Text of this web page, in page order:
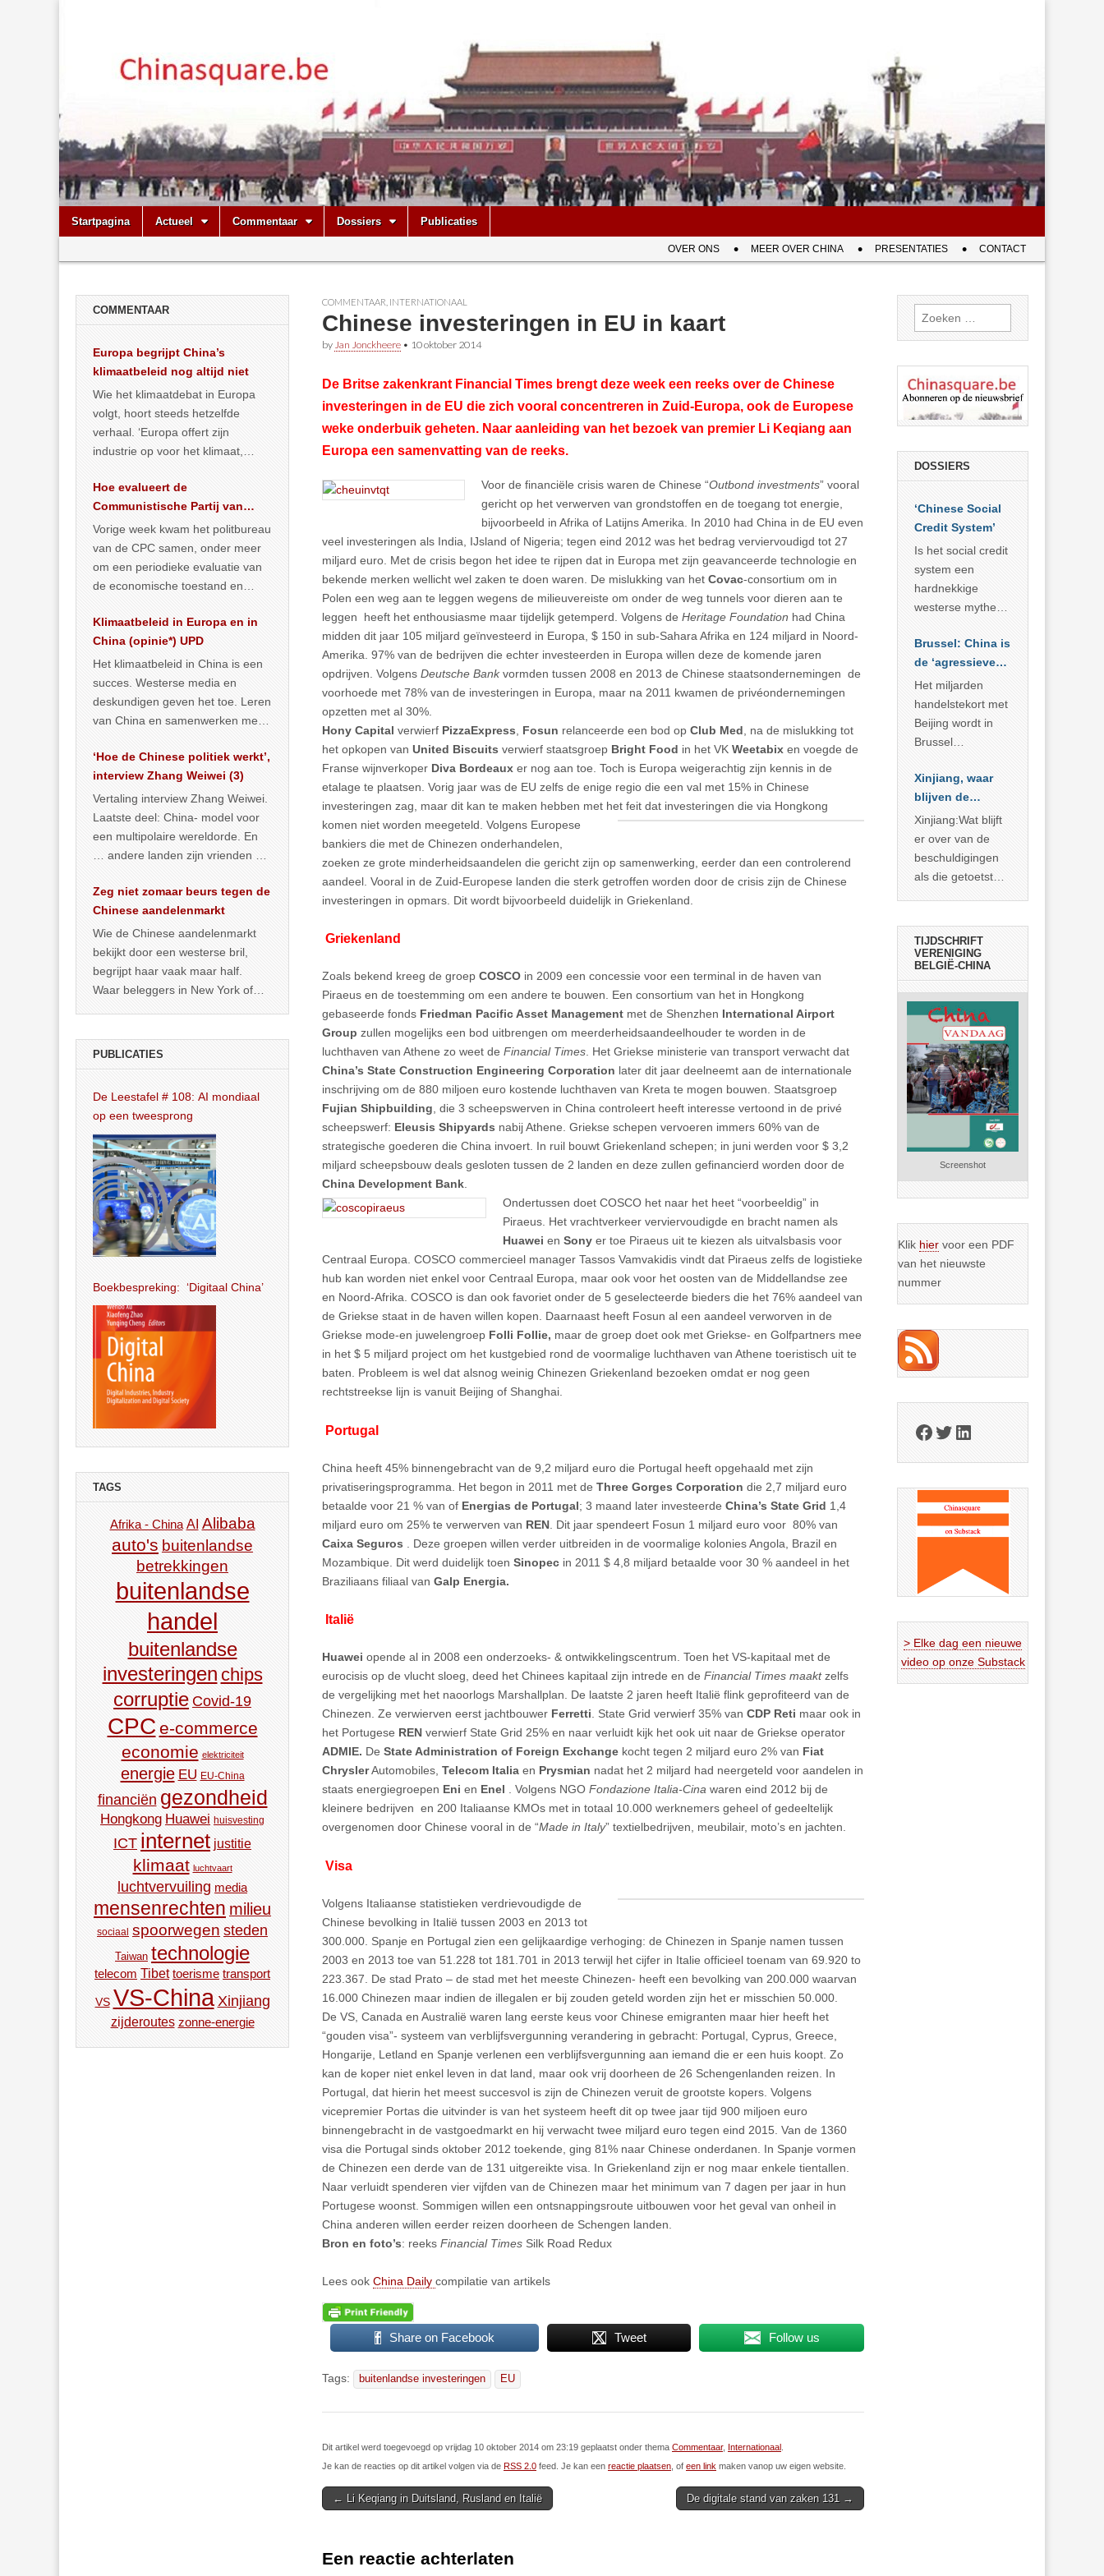
Chinasquare.be
Main
menu
Skip
Startpagina Actueel Commentaar Dossiers Publicaties
menu
OVER ONS MEER OVER CHINA PRESENTATIES CONTACT
COMMENTAAR INTERNATIONAAL
Chinese investeringen in EU in kaart
by Jan Jonckheere • 10 oktober 2014
De Britse zakenkrant Financial Times brengt deze week een reeks over de Chinese
investeringen in de EU die zich vooral concentreren in Zuid-Europa, ook de Europese
weke onderbuik geheten. Naar aanleiding van het bezoek van premier Li Keqiang aan
Europa een samenvatting van de reeks.
Voor de financiële crisis waren de Chinese “Outbond investments” vooral
gericht op het verwerven van grondstoffen en de toegang tot energie,
bijvoorbeeld in Afrika of Latijns Amerika. In 2010 had China in de EU even
veel investeringen als India, IJsland of Nigeria; tegen eind 2012 was het bedrag verviervoudigd tot 27
miljard euro. Met de crisis begon het idee te rijpen dat in Europa met zijn geavanceerde technologie en
bekende merken wellicht wel zaken te doen waren. De mislukking van het Covac-consortium om in
Polen een weg aan te leggen wegens de milieuvereiste om onder de weg tunnels voor dieren aan te
leggen heeft het enthousiasme maar tijdelijk getemperd. Volgens de Heritage Foundation had China
midden dit jaar 105 miljard geïnvesteerd in Europa, $ 150 in sub-Sahara Afrika en 124 miljard in Noord-
Amerika. 97% van de bedrijven die echter investeerden in Europa willen deze de komende jaren
opdrijven. Volgens Deutsche Bankvormden tussen 2008 en 2013 de Chinese staatsondernemingen de
voorhoede met 78% van de investeringen in Europa, maar na 2011 kwamen de privéondernemingen
opzetten met al 30%.
Hony Capital verwierf PizzaExpress Fosun relanceerde een bod op Club Med , na de mislukking tot
het opkopen van United Biscuits verwierf staatsgroep Bright Food in het VK Weetabix en voegde de
Franse wijnverkoper Diva Bordeaux er nog aan toe. Toch is Europa weigerachtig zijn kennis in de
etalage te plaatsen. Vorig jaar was de EU zelfs de enige regio die een val met 15% in Chinese
investeringen zag, maar dit kan te maken hebben met het feit dat investeringen die via Hongkong
komen niet worden meegeteld. Volgens Europese
bankiers die met de Chinezen onderhandelen,
zoeken ze grote minderheidsaandelen die gericht zijn op samenwerking, eerder dan een controlerend
aandeel. Vooral in de Zuid-Europese landen die sterk getroffen worden door de crisis zijn de Chinese
investeringen in opmars. Dit wordt bijvoorbeeld duidelijk in Griekenland.
Griekenland
Zoals bekend kreeg de groep COSCO in 2009 een concessie voor een terminal in de haven van
Piraeus en de toestemming om een andere te bouwen. Een consortium van het in Hongkong
gebaseerde fonds Friedman Pacific Asset Management met de Shenzhen International Airport
Group zullen mogelijks een bod uitbrengen om meerderheidsaandeelhouder te worden in de
luchthaven van Athene zo weet de Financial Times. Het Griekse ministerie van transport verwacht dat
China’s State Construction Engineering Corporation later dit jaar deelneemt aan de internationale
inschrijving om de 880 miljoen euro kostende luchthaven van Kreta te mogen bouwen. Staatsgroep
Fujian Shipbuilding, die 3 scheepswerven in China controleert heeft interesse vertoond in de privé
scheepswerf: Eleusis Shipyards nabij Athene. Griekse schepen vervoeren immers 60% van de
strategische goederen die China invoert. In ruil bouwt Griekenland schepen; in juni werden voor $ 3,2
miljard scheepsbouw deals gesloten tussen de 2 landen en deze zullen gefinancierd worden door de
China Development Bank.
Ondertussen doet COSCO het naar het heet “voorbeeldig” in
Piraeus. Het vrachtverkeer verviervoudigde en bracht namen als
Huawei en Sony er toe Piraeus uit te kiezen als uitvalsbasis voor
Centraal Europa. COSCO commercieel manager Tassos Vamvakidis vindt dat Piraeus zelfs de logistieke
hub kan worden niet enkel voor Centraal Europa, maar ook voor het oosten van de Middellandse zee
en Noord-Afrika. COSCO is dan ook favoriet onder de 5 geselecteerde bieders die het 76% aandeel van
de Griekse staat in de haven willen kopen. Daarnaast heeft Fosun al een aandeel verworven in de
Griekse mode-en juwelengroep Folli Follie, maar de groep doet ook met Griekse- en Golfpartners mee
in het $ 5 miljard project om het kustgebied rond de voormalige luchthaven van Athene toeristisch uit te
baten. Probleem is wel dat alsnog weinig Chinezen Griekenland bezoeken omdat er nog geen
rechtstreekse lijn is vanuit Beijing of Shanghai.
Portugal
China heeft 45% binnengebracht van de 9,2 miljard euro die Portugal heeft opgehaald met zijn
privatiseringsprogramma. Het begon in 2011 met de Three Gorges Corporation die 2,7 miljard euro
betaalde voor 21 % van of Energias de Portugal; 3 maand later investeerde China’s State Grid 1,4
miljard euro om 25% te verwerven van REN . Dit jaar spendeert Fosun 1 miljard euro voor 80% van
Caixa Seguros . Deze groepen willen verder uitbreiden in de voormalige kolonies Angola, Brazil en
Mozambique. Dit werd duidelijk toen Sinopec in 2011 $ 4,8 miljard betaalde voor 30 % aandeel in het
Braziliaans filiaal van Galp Energia.
Italië
Huawei opende al in 2008 een onderzoeks- & ontwikkelingscentrum. Toen het VS-kapitaal met de
eurocisis op de vlucht sloeg, deed het Chinees kapitaal zijn intrede en de Financial Times maaktzelfs
de vergelijking met het naoorlogs Marshallplan. De laatste 2 jaren heeft Italië flink geprofiteerd van de
Chinezen. Ze verwierven eerst jachtbouwer Ferretti. State Grid verwierf 35% van CDP Reti maar ook in
het Portugese REN verwierf State Grid 25% en naar verluidt kijk het ook uit naar de Griekse operator
ADMIE. De State Administration of Foreign Exchange kocht tegen 2 miljard euro 2% van Fiat
ChryslerAutomobiles, Telecom Italia en Prysmian nadat het 2 miljard had neergeteld voor aandelen in
staats energiegroepen Eni en Enel . Volgens NGO Fondazione Italia-Cina waren eind 2012 bij de
kleinere bedrijven en 200 Italiaanse KMOs met in totaal 10.000 werknemers geheel of gedeeltelijk
overgenomen door Chinese vooral in de “Made in Italy” textielbedrijven, meubilair, moto’s en jachten.
Visa
Volgens Italiaanse statistieken verdrievoudigde de
Chinese bevolking in Italië tussen 2003 en 2013 tot
300.000. Spanje en Portugal zien een gelijkaardige verhoging: de Chinezen in Spanje namen tussen
2003 en 2013 toe van 51.228 tot 181.701 in 2013 terwijl het cijfer in Italie officieel toenam van 69.920 to
223.367. De stad Prato – de stad met het meeste Chinezen- heeft een bevolking van 200.000 waarvan
16.000 Chinezen maar indien de illegalen er bij zouden geteld worden zijn het er misschien 50.000.
De VS, Canada en Australië waren lang eerste keus voor Chinese emigranten maar hier heeft het
“gouden visa”- systeem van verblijfsvergunning verandering in gebracht: Portugal, Cyprus, Greece,
Hongarije, Letland en Spanje verlenen een verblijfsvergunning aan iemand die er een huis koopt. Zo
kan de koper niet enkel leven in dat land, maar ook vrij doorheen de 26 Schengenlanden reizen. In
Portugal, dat hierin het meest succesvol is zijn de Chinezen veruit de grootste kopers. Volgens
vicepremier Portas die uitvinder is van het systeem heeft dit op twee jaar tijd 900 miljoen euro
binnengebracht in de vastgoedmarkt en hij verwacht twee miljard euro tegen eind 2015. Van de 1360
visa die Portugal sinds oktober 2012 toekende, ging 81% naar Chinese onderdanen. In Spanje vormen
de Chinezen een derde van de 131 uitgereikte visa. In Griekenland zijn er nog maar enkele tientallen.
Naar verluidt spenderen vier vijfden van de Chinezen maar het minimum van 7 dagen per jaar in hun
Portugese woonst. Sommigen willen een ontsnappingsroute uitbouwen voor het geval van onheil in
China anderen willen eerder reizen doorheen de Schengen landen.
Bron en foto’s: reeks Financial Times Silk Road Redux
Lees ook China Daily compilatie van artikels
Share on Facebook Tweet Follow us
Tags: buitenlandse investeringen EU
Dit artikel werd toegevoegd op vrijdag 10 oktober 2014 om 23:19 geplaatst onder thema Commentaar, Internationaal
Je kan de reacties op dit artikel volgen via de RSS 2.0 feed. Je kan een reactie plaatsen , of een link maken vanop uw eigen website.
Post
← Li Keqiang in Duitsland, Rusland en Italië De digitale stand van zaken 131 →
Een reactie achterlaten
COMMENTAAR
Europa begrijpt China’s
klimaatbeleid nog altijd niet
Wie het klimaatdebat in Europa
volgt, hoort steeds hetzelfde
verhaal. ‘Europa offert zijn
industrie op voor het klimaat,
vergroening… >> lees meer
Hoe evalueert de
Communistische Partij van
China de economische
toestand?
Vorige week kwam het politbureau
van de CPC samen, onder meer
om een periodieke evaluatie van
de economische toestand en
publiceerden… >> lees meer
Klimaatbeleid in Europa en in
China (opinie*) UPD
Het klimaatbeleid in China is een
succes. Westerse media en
deskundigen geven het toe. Leren
van China en samenwerken met
… >> lees meer
‘Hoe de Chinese politiek werkt’,
interview Zhang Weiwei (3)
Vertaling interview Zhang Weiwei.
Laatste deel: China- model voor
een multipolaire wereldorde. En
… andere landen zijn vrienden of
Zeg niet zomaar beurs tegen de
Chinese aandelenmarkt
Wie de Chinese aandelenmarkt
bekijkt door een westerse bril,
begrijpt haar vaak maar half.
Waar beleggers in New York of
PUBLICATIES
De Leestafel # 108: AI mondiaal
op een tweesprong
Boekbespreking: ‘Digitaal China’
TAGS
Afrika - China AI Alibaba
auto's buitenlandse
betrekkingen
buitenlandse
handel
buitenlandse
investeringen chips
corruptie Covid-19
CPC e-commerce
economie elektriciteit
energie EU EU-China
financiën gezondheid
Hongkong Huawei huisvesting
ICT internet justitie
klimaat luchtvaart
luchtvervuiling media
mensenrechten milieu
sociaal spoorwegen steden
Taiwan technologie
telecom Tibet toerisme transport
VS VS-China Xinjiang
zijderoutes zonne-energie
Zoeken
naar:
DOSSIERS
‘Chinese Social
Credit System’
Is het social credit
system een
hardnekkige
westerse mythe of
realiteit in China?
Brussel: China is
de ‘agressieve
schuldige’
Het miljarden
handelstekort met
Beijing wordt in
Brussel
bewijs van
economische
agressie. In
werkelijkheid
verhult die
spectaculaire
achterstand die
… >> lees meer
Xinjiang, waar
blijven de
bewijzen?
Xinjiang:Wat blijft
er over van de
beschuldigingen
als die getoetst
TIJDSCHRIFT
VERENIGING
BELGIË-CHINA
Screenshot
Klik hier voor een PDF
van het nieuwste
nummer
Facebook
Twitter
LinkedIn
> Elke dag een nieuwe
video op onze Substack